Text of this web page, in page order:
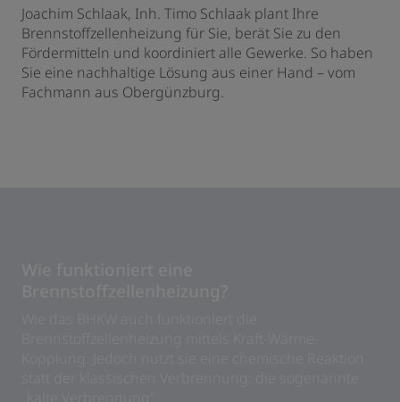
Joachim Schlaak, Inh. Timo Schlaak plant Ihre
Brennstoffzellenheizung für Sie, berät Sie zu den
Fördermitteln und koordiniert alle Gewerke. So haben
Sie eine nachhaltige Lösung aus einer Hand – vom
Fachmann aus Obergünzburg.
schließen